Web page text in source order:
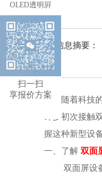
信息摘要：
随着科技的不
许多初次接触
握这种新型设备
一、了解 双面
双面屏设备
OLED透明屛
扫一扫
享报价方案